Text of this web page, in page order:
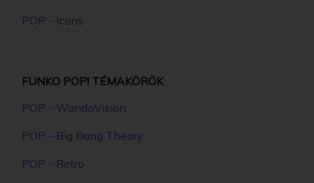
POP - Icons
FUNKO POP! TÉMAKÖRÖK
POP - WandaVision
POP - Big Bang Theory
POP - Retro